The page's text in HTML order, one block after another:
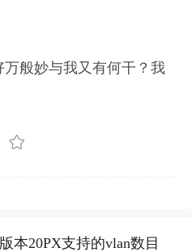
般妙与我又有何干？我
本20PX支持的vlan数目